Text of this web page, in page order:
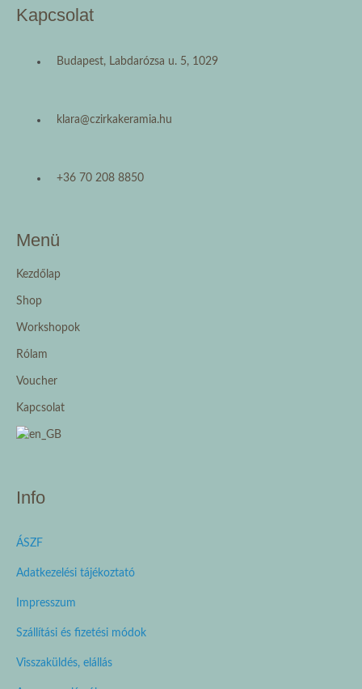
Kapcsolat
Budapest, Labdarózsa u. 5, 1029
klara@czirkakeramia.hu
+36 70 208 8850
Menü
Kezdőlap
Shop
Workshopok
Rólam
Voucher
Kapcsolat
Info
ÁSZF
Adatkezelési tájékoztató
Impresszum
Szállítási és fizetési módok
Visszaküldés, elállás